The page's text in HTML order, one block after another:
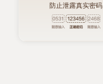
防止泄露真实密码